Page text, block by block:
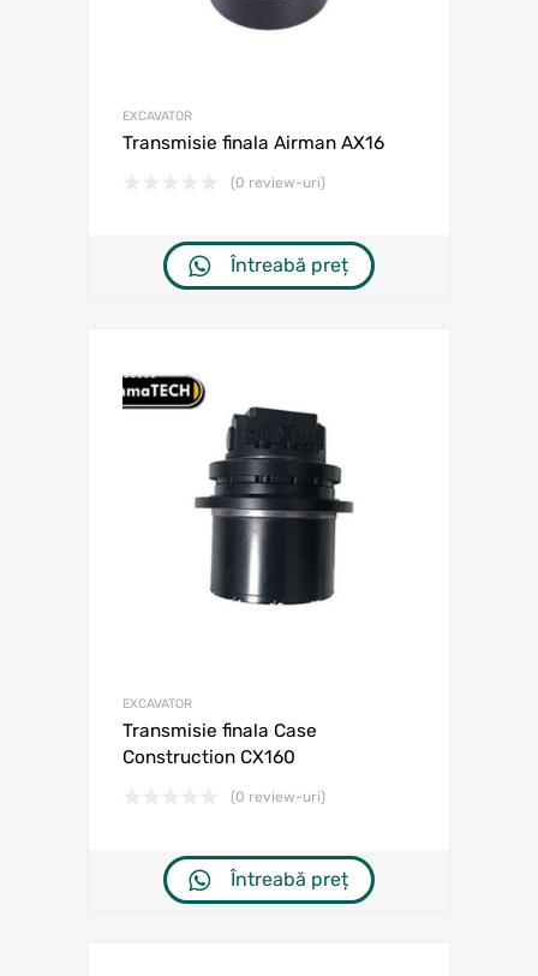
EXCAVATOR
Transmisie finala Airman AX16
(0 review-uri)
Întreabă preț
EXCAVATOR
Transmisie finala Case
Construction CX160
(0 review-uri)
Întreabă preț